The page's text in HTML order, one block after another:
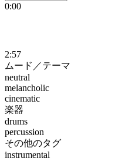
0:00
2:57
ムード／テーマ
neutral
melancholic
cinematic
楽器
drums
percussion
その他のタグ
instrumental